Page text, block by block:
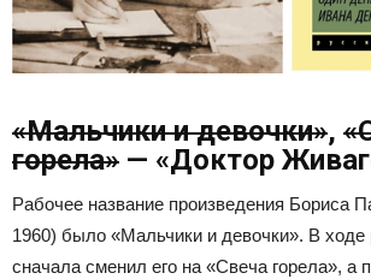
«Мальчики и девочки»,
горела» — «Доктор
Рабочее название произведения Бориса
1960) было «Мальчики и девочки». В ходе
сначала сменил его на «Свеча горела», а